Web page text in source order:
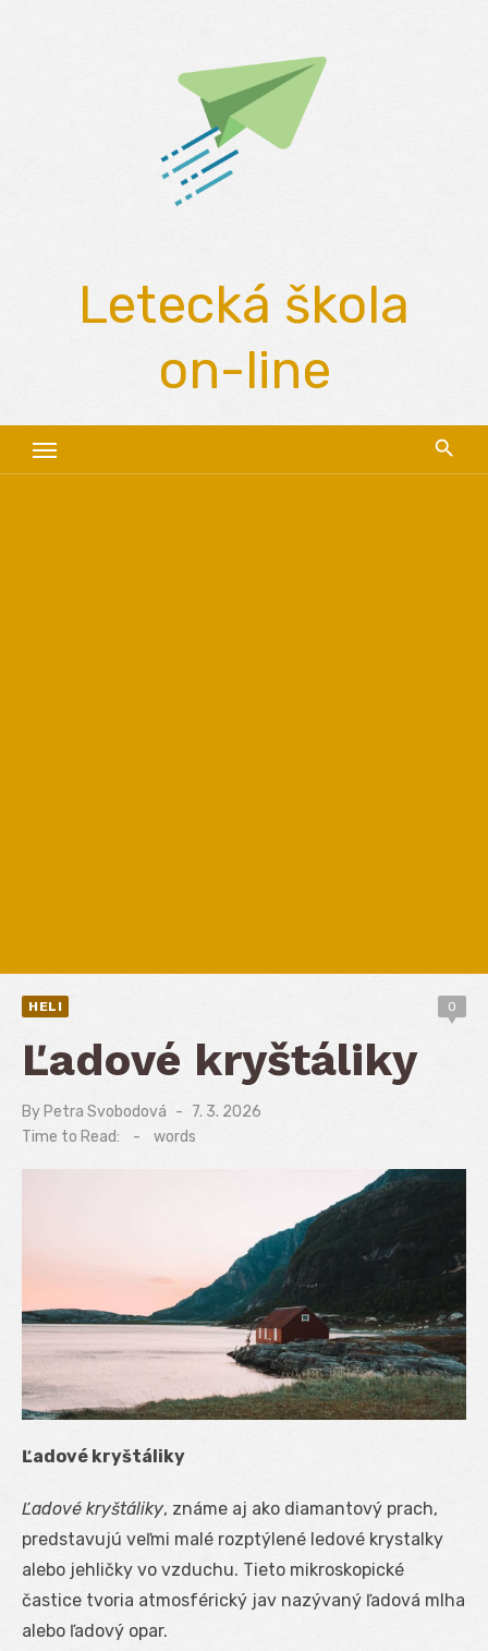
Letecká škola
on-line
HELI 0
Ľadové kryštáliky
By Petra Svobodová
Posted
on
7. 3. 2026
Time to Read:
- words
Ľadové kryštáliky
Ľadové kryštáliky, známe aj ako diamantový prach,
predstavujú veľmi malé rozptýlené ledové krystalky
alebo jehličky vo vzduchu. Tieto mikroskopické
častice tvoria atmosférický jav nazývaný ľadová mlha
alebo ľadový opar.